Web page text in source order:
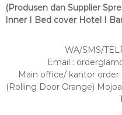
(Produsen dan Supplier
Inner I Bed cover Hotel I
WA/SMS/
Email :
Main office/ kantor order
(Rolling Door Orange)